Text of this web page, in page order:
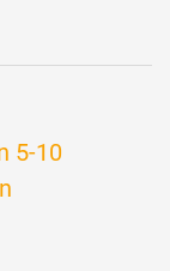
5-10